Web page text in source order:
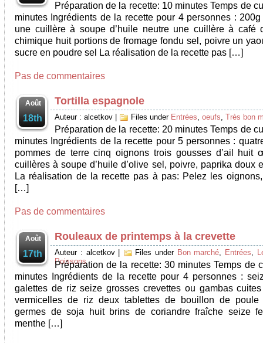
Préparation de la recette: 10 minutes Temps de
minutes Ingrédients de la recette pour 4 personnes :
une cuillère à soupe d’huile neutre une cuillère à café
chimique huit portions de fromage fondu sel, poivre un
sucre en poudre sel La réalisation de la recette pas […]
Pas de commentaires
Août
18th
Tortilla espagnole
Auteur : alcetkov Files under Entrées, oeufs, Très bon
Préparation de la recette: 20 minutes Temps de
minutes Ingrédients de la recette pour 5 personnes :
pommes de terre cinq oignons trois gousses d’ail huit
cuillères à soupe d’huile d’olive sel, poivre, paprika doux
La réalisation de la recette pas à pas: Pelez les
[…]
Pas de commentaires
Août
17th
Rouleaux de printemps à la crevette
Auteur : alcetkov| Files under Bon marché, Entrées,
Poissons
Préparation de la recette: 30 minutes Temps de
minutes Ingrédients de la recette pour 4 personnes :
galettes de riz seize grosses crevettes ou gambas
vermicelles de riz deux tablettes de bouillon de poule
germes de soja huit brins de coriandre fraîche seize
menthe […]